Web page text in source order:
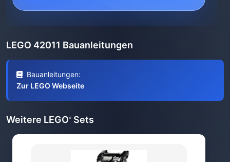
LEGO 42011 Bauanleitungen
Bauanleitungen:
Zur LEGO Webseite
Weitere LEGO® Sets